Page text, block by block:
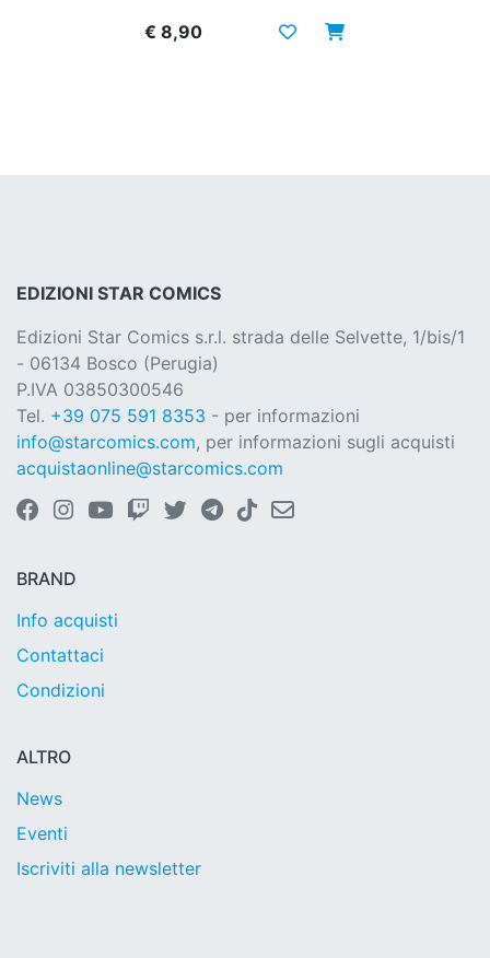
€ 8,90
EDIZIONI STAR COMICS
Edizioni Star Comics s.r.l. strada delle Selvette, 1/bis/1
- 06134 Bosco (Perugia)
P.IVA 03850300546
Tel. +39 075 591 8353 - per informazioni
info@starcomics.com, per informazioni sugli acquisti
acquistaonline@starcomics.com
BRAND
Info acquisti
Contattaci
Condizioni
ALTRO
News
Eventi
Iscriviti alla newsletter